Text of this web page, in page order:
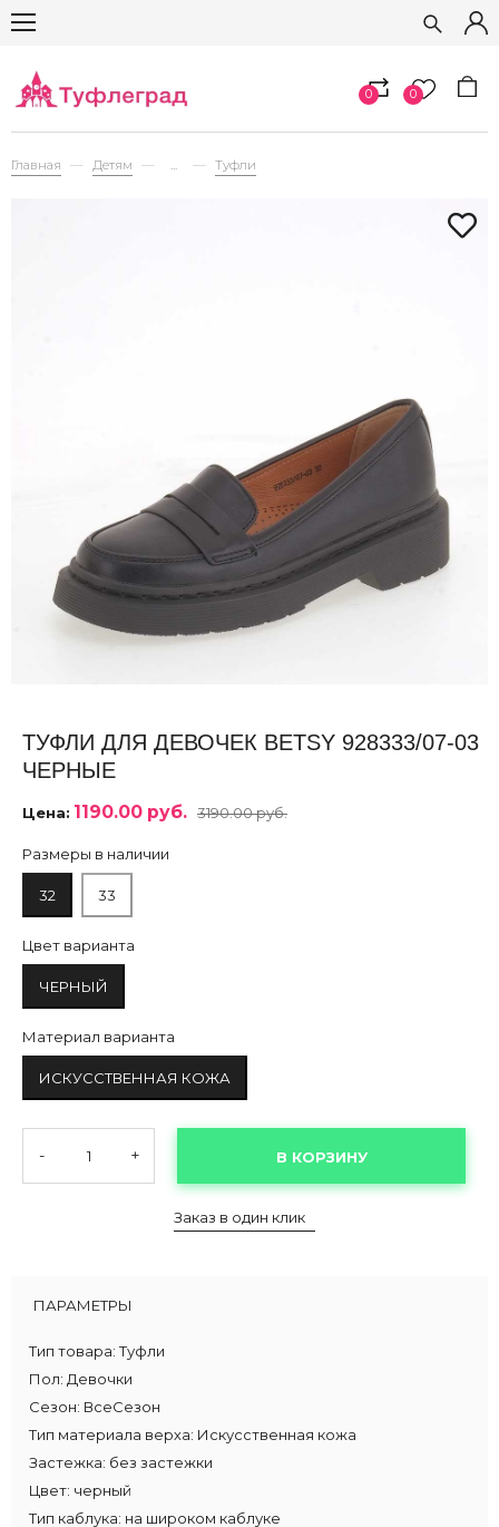
0 0
Главная Детям ... Туфли
ТУФЛИ ДЛЯ ДЕВОЧЕК BETSY 928333/07-03
ЧЕРНЫЕ
Цена: 1190.00 руб. 3190.00 руб.
Размеры в наличии
32 33
Цвет варианта
ЧЕРНЫЙ
Материал варианта
ИСКУССТВЕННАЯ КОЖА
- + В КОРЗИНУ
Заказ в один клик
ПАРАМЕТРЫ
Тип товара: Туфли
Пол: Девочки
Сезон: ВсеСезон
Тип материала верха: Искусственная кожа
Застежка: без застежки
Цвет: черный
Тип каблука: на широком каблуке